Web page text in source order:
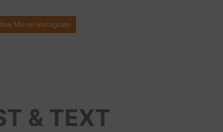
Me on Instagram
& TEXT